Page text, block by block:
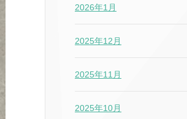
2026年1月
2025年12月
2025年11月
2025年10月